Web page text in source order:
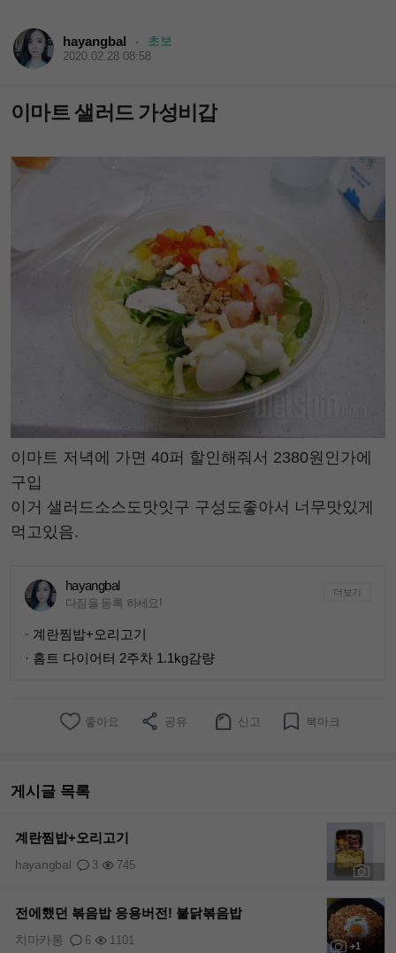
hayangbal · 초보
2020.02.28 08:58
이마트 샐러드 가성비갑
이마트 저녁에 가면 40퍼 할인해줘서 2380원인가에
구입
이거 샐러드소스도맛잇구 구성도좋아서 너무맛있게
먹고있음.
hayangbal
다짐을 등록 하세요!
더보기
· 계란찜밥+오리고기
· 홈트 다이어터 2주차 1.1kg감량
좋아요 공유 신고 북마크
게시글 목록
계란찜밥+오리고기
3 745
hayangbal
+1
전에했던 볶음밥 응용버전! 불닭볶음밥
6 1101
치마카롱